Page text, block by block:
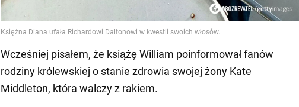
Wcześniej pisałem, że książę William poinformował fanów
rodziny królewskiej o stanie zdrowia swojej żony Kate
Middleton, która walczy z rakiem.